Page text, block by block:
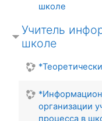
школе
Учитель
школе
организации
процесса в